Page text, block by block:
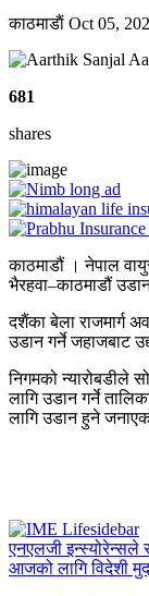
काठमाडाैं Oct 05,
681
shares
काठमाडौं । नेपाल
भैरहवा–काठमाडौं
दशैंका बेला राजमार्ग
उडान गर्ने जहाजबाट
निगमको न्यारोबडीले
लागि उडान गर्ने
लागि उडान हुने
एनएलजी इन्स्योरेन्सले
आजको लागि विदेशी